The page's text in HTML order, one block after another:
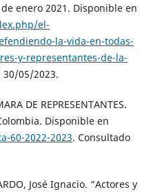
enero 2021. Disponible en
el-
la-vida-en-todas-
y-representantes-de-la-
30/05/2023.
DE REPRESENTANTES.
Disponible en
60-2022-2023. Consultado
José Ignacio. “Actores y